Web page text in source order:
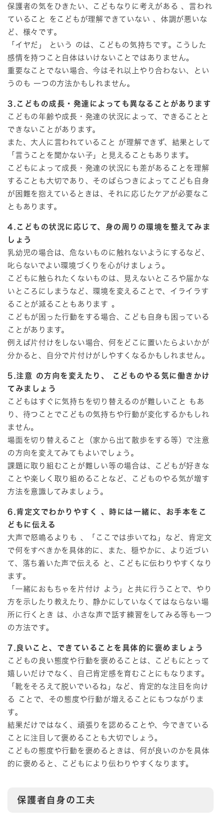
保護者の気をひきたい、こどもなりに考えがある 、言われ
ていること をこどもが理解できていない 、体調が悪いな
ど、様々です。
「イヤだ」 という のは、こどもの気持ちです。こうした
感情を持つこと自体はいけないことではありません。
重要なことでない場合、今はそれ以上やり合わない、とい
うのも 一つの方法かもしれません。
3.こどもの成長・発達によっても異なることがあります
こどもの年齢や成長・発達の状況によって、できることと
できないことがあります。
また、大人に言われていること が理解できず、結果として
「言うことを聞かない子」と見えることもあります。
こどもによって成長・発達の状況にも差があることを理解
することも大切であり、そのばらつきによってこども自身
が困難を抱えているときは、それに応じたケアが必要なこ
ともあります。
4.こどもの状況に応じて、身の周りの環境を整えてみま
しょう
乳幼児の場合は、危ないものに触れないようにするなど、
叱らないでよい環境づくりを心がけましょう。
こどもに触られたくないものは、見えないところや届かな
いところにしまうなど、環境を変えることで、イライラす
ることが減ることもあります 。
こどもが困った行動をする場合、こども自身も困っている
ことがあります。
例えば片付けをしない場合、何をどこに置いたらよいかが
分かると、自分で片付けがしやすくなるかもしれません。
5.注意 の方向を変えたり、 こどものやる気に働きかけ
てみましょう
こどもはすぐに気持ちを切り替えるのが難しいこと もあ
り、待つことでこどもの気持ちや行動が変化するかもしれ
ません。
場面を切り替えること（家から出て散歩をする等）で注意
の方向を変えてみてもよいでしょう。
課題に取り組むことが難しい等の場合は、こどもが好きな
ことや楽しく取り組めることなど、こどものやる気が増す
方法を意識してみましょう。
6.肯定文でわかりやすく 、時には一緒に、お手本をこ
どもに伝える
大声で怒鳴るよりも 、「ここでは歩いてね」など、肯定文
で何をすべきかを具体的に、また、穏やかに、より近づい
て、落ち着いた声で伝える と、こどもに伝わりやすくなり
ます。
「一緒におもちゃを片付け よう」と共に行うことで、やり
方を示したり教えたり、静かにしていなくてはならない場
所に行くとき は、小さな声で話す練習をしてみる等も一つ
の方法です。
7.良いこと、できていることを具体的に褒めましょう
こどもの良い態度や行動を褒めることは、こどもにとって
嬉しいだけでなく、自己肯定感を育むことにもなります。
「靴をそろえて脱いでいるね」など、肯定的な注目を向け
る ことで、その態度や行動が増えることにもつながりま
す。
結果だけではなく、頑張りを認めることや、今できている
ことに注目して褒めることも大切でしょう。
こどもの態度や行動を褒めるときは、何が良いのかを具体
的に褒めると、こどもにより伝わりやすくなります。
保護者自身の工夫